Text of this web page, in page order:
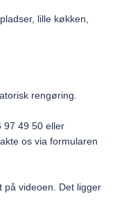
lille køkken,
rengøring.
97 49 50 eller
os via formularen
på videoen. Det ligger